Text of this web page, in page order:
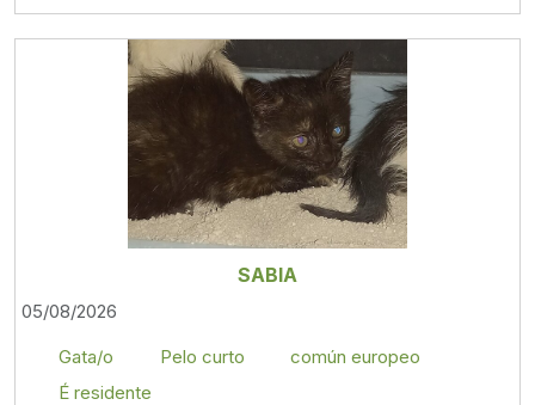
SABIA
05/08/2026
Gata/o
Pelo curto
común europeo
É residente